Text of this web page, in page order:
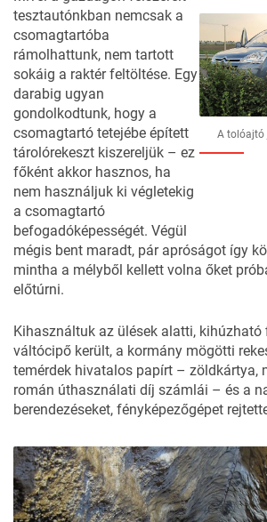
A tolóajtó
tesztautónkban nemcsak a
csomagtartóba
rámolhattunk, nem tartott
sokáig a raktér feltöltése. Egy
darabig ugyan
gondolkodtunk, hogy a
csomagtartó tetejébe épített
tárolórekeszt kiszereljük – ez
főként akkor hasznos, ha
nem használjuk ki végletekig
a csomagtartó
befogadóképességét. Végül
mégis bent maradt, pár apróságot így
mintha a mélyből kellett volna őket
előtúrni.
Kihasználtuk az ülések alatti, kihúzható
váltócipő került, a kormány mögötti
temérdek hivatalos papírt – zöldkártya,
román úthasználati díj számlái – és a
berendezéseket, fényképezőgépet